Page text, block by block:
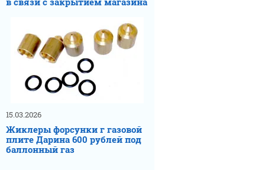
15.03.2026
Жиклеры форсунки г газовой
плите Дарина 600 рублей под
баллонный газ